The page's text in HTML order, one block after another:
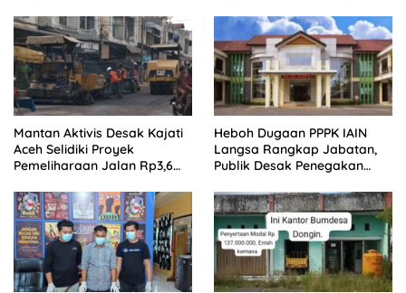
Mantan Aktivis Desak Kajati
Aceh Selidiki Proyek
Pemeliharaan Jalan Rp3,6
Heboh Dugaan PPPK IAIN
Langsa Rangkap Jabatan,
Publik Desak Penegakan